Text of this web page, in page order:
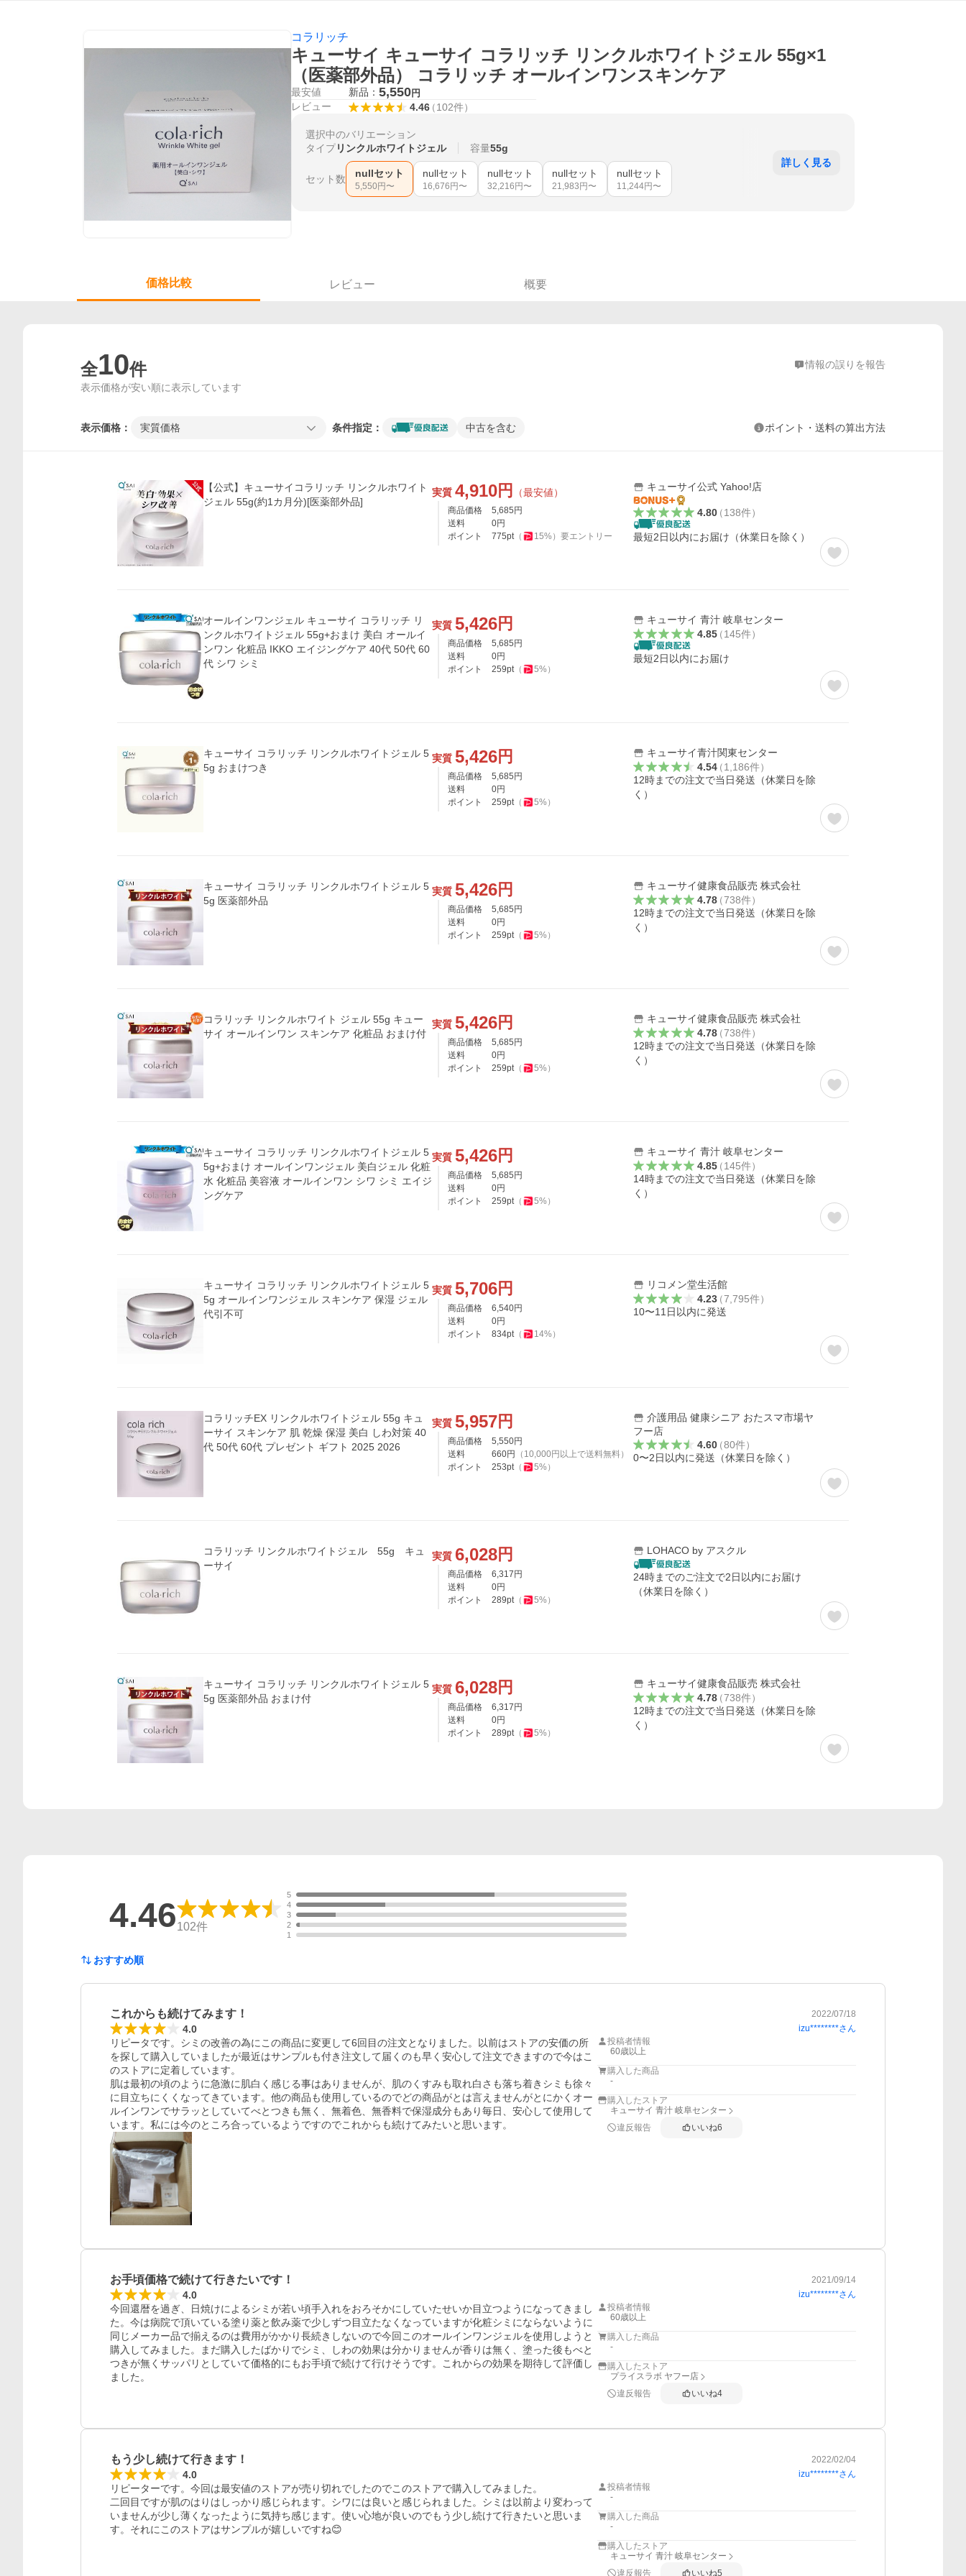
コラリッチ
キューサイ キューサイ コラリッチ リンクルホワイトジェル 55g×1
（医薬部外品） コラリッチ オールインワンスキンケア
最安値 新品： 5,550円
レビュー 4.46（102件）
選択中のバリエーション
タイプリンクルホワイトジェル 容量55g
セット数 nullセット
5,550 円〜
nullセット
16,676 円〜
nullセット
32,216 円〜
nullセット
21,983 円〜
nullセット
11,244円〜
詳しく見る
価格比較 レビュー 概要
全10件 情報の誤りを報告
表示価格が安い順に表示しています
表示価格： 実質価格 条件指定： 中古を含む ポイント・送料の算出方法
【公式】キューサイコラリッチ リンクルホワイト
ジェル 55g(約1カ月分)[医薬部外品]
実質 4,910円 （最安値）
商品価格 5,685 円
送料
0円
ポイント
775pt（ 15%） 要エントリー
キューサイ公式 Yahoo!店
4.80（138件）
最短2日以内にお届け（休業日を除く）
オールインワンジェル キューサイ コラリッチ リ
ンクルホワイトジェル 55g+おまけ 美白 オールイ
ンワン 化粧品 IKKO エイジングケア 40代 50代 60
代 シワ シミ
実質 5,426円
商品価格 5,685 円
送料
0円
ポイント
259pt（ 5%）
キューサイ 青汁 岐阜センター
4.85（145件）
最短2日以内にお届け
キューサイ コラリッチ リンクルホワイトジェル 5
5g おまけつき
実質 5,426円
商品価格 5,685 円
送料
0円
ポイント
259pt（ 5%）
キューサイ青汁関東センター
4.54（1,186件）
12時までの注文で当日発送（休業日を除
く）
キューサイ コラリッチ リンクルホワイトジェル 5
5g 医薬部外品
実質 5,426円
商品価格 5,685 円
送料
0円
ポイント
259pt（ 5%）
キューサイ健康食品販売 株式会社
4.78（738件）
12時までの注文で当日発送（休業日を除
く）
コラリッチ リンクルホワイト ジェル 55g キュー
サイ オールインワン スキンケア 化粧品 おまけ付
実質 5,426円
商品価格 5,685 円
送料
0円
ポイント
259pt（ 5%）
キューサイ健康食品販売 株式会社
4.78（738件）
12時までの注文で当日発送（休業日を除
く）
キューサイ コラリッチ リンクルホワイトジェル 5
5g+おまけ オールインワンジェル 美白ジェル 化粧
水 化粧品 美容液 オールインワン シワ シミ エイジ
ングケア
実質 5,426円
商品価格 5,685 円
送料
0円
ポイント
259pt（ 5%）
キューサイ 青汁 岐阜センター
4.85（145件）
14時までの注文で当日発送（休業日を除
く）
キューサイ コラリッチ リンクルホワイトジェル 5
5g オールインワンジェル スキンケア 保湿 ジェル
代引不可
実質 5,706円
商品価格 6,540円
送料
0円
ポイント
834pt（ 14%）
リコメン堂生活館
4.23（7,795件）
10〜11日以内に発送
コラリッチEX リンクルホワイトジェル 55g キュ
ーサイ スキンケア 肌 乾燥 保湿 美白 しわ対策 40
代 50代 60代 プレゼント ギフト 2025 2026
実質 5,957円
商品価格 5,550円
送料
660円 （ 10,000 円以上で送料無料）
ポイント
253pt（ 5%）
介護用品 健康シニア おたスマ市場ヤ
フー店
4.60（80件）
0〜2日以内に発送（休業日を除く）
コラリッチ リンクルホワイトジェル 55g キュ
ーサイ
実質 6,028円
商品価格 6,317 円
送料
0円
ポイント
289pt（ 5%）
LOHACO by アスクル
24時までのご注文で2日以内にお届け
（休業日を除く）
キューサイ コラリッチ リンクルホワイトジェル 5
5g 医薬部外品 おまけ付
実質 6,028円
商品価格 6,317 円
送料
0円
ポイント
289pt（ 5%）
キューサイ健康食品販売 株式会社
4.78（738件）
12時までの注文で当日発送（休業日を除
く）
4.46102件
5
4
3
2
1
おすすめ順
これからも続けてみます！ 2022/07/18
4.0 izu********さん
リピータです。シミの改善の為にこの商品に変更して6回目の注文となりました。以前はストアの安価の所
を探して購入していましたが最近はサンプルも付き注文して届くのも早く安心して注文できますので今はこ
のストアに定着しています。
肌は最初の頃のように急激に肌白く感じる事はありませんが、肌のくすみも取れ白さも落ち着きシミも徐々
に目立ちにくくなってきています。他の商品も使用しているのでどの商品がとは言えませんがとにかくオー
ルインワンでサラッとしていてべとつきも無く、無着色、無香料で保湿成分もあり毎日、安心して使用して
います。私には今のところ合っているようですのでこれからも続けてみたいと思います。
投稿者情報
60歳以上
購入した商品
-
購入したストア
キューサイ 青汁 岐阜センター
違反報告
いいね6
お手頃価格で続けて行きたいです！ 2021/09/14
4.0 izu********さん
今回還暦を過ぎ、日焼けによるシミが若い頃手入れをおろそかにしていたせいか目立つようになってきまし
た。今は病院で頂いている塗り薬と飲み薬で少しずつ目立たなくなっていますが化粧シミにならないように
同じメーカー品で揃えるのは費用がかかり長続きしないので今回このオールインワンジェルを使用しようと
購入してみました。まだ購入したばかりでシミ、しわの効果は分かりませんが香りは無く、塗った後もべと
つきが無くサッパリとしていて価格的にもお手頃で続けて行けそうです。これからの効果を期待して評価し
ました。
投稿者情報
60歳以上
購入した商品
-
購入したストア
プライスラボ ヤフー店
違反報告
いいね4
もう少し続けて行きます！ 2022/02/04
4.0 izu********さん
リピーターです。今回は最安値のストアが売り切れでしたのでこのストアで購入してみました。
二回目ですが肌のはりはしっかり感じられます。シワには良いと感じられました。シミは以前より変わって
いませんが少し薄くなったように気持ち感じます。使い心地が良いのでもう少し続けて行きたいと思いま
す。それにこのストアはサンプルが嬉しいですね😊
投稿者情報
-
購入した商品
-
購入したストア
キューサイ 青汁 岐阜センター
違反報告
いいね5